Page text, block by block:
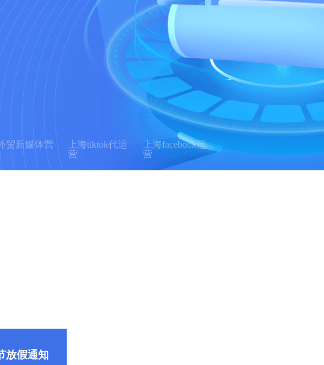
贸新媒体营
上海tiktok代运
营
上海facebook运
营
放假通知